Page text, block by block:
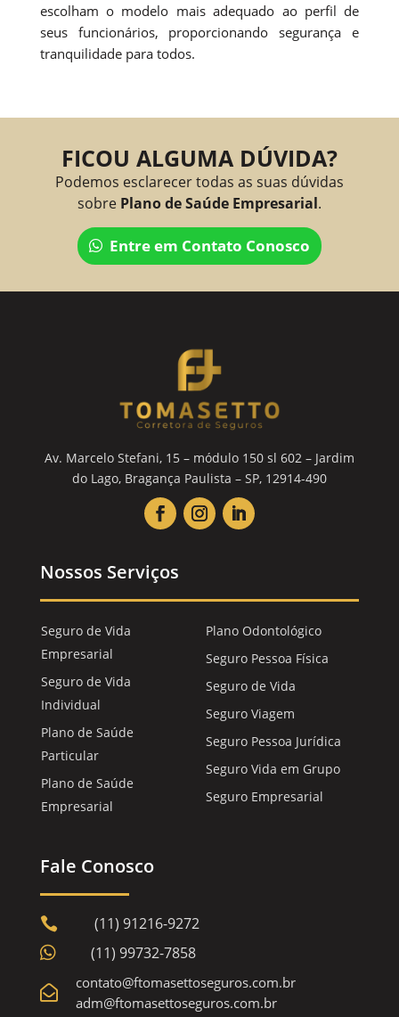
escolham o modelo mais adequado ao perfil de
seus funcionários, proporcionando segurança e
tranquilidade para todos.
FICOU ALGUMA DÚVIDA?
Podemos esclarecer todas as suas dúvidas
sobre Plano de Saúde Empresarial.
Entre em Contato Conosco
Av. Marcelo Stefani, 15 – módulo 150 sl 602 – Jardim
do Lago, Bragança Paulista – SP, 12914-490
Nossos Serviços
Seguro de Vida
Empresarial
Seguro de Vida
Individual
Plano de Saúde
Particular
Plano de Saúde
Empresarial
Plano Odontológico
Seguro Pessoa Física
Seguro de Vida
Seguro Viagem
Seguro Pessoa Jurídica
Seguro Vida em Grupo
Seguro Empresarial
Fale Conosco
 (11) 91216-9272
 (11) 99732-7858

contato@ftomasettoseguros.com.br
adm@ftomasettoseguros.com.br